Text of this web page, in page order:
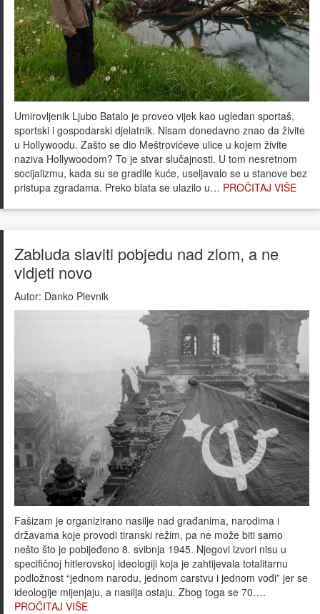
Umirovljenik Ljubo Batalo je proveo vijek kao ugledan sportaš,
sportski i gospodarski djelatnik. Nisam donedavno znao da živite
u Hollywoodu. Zašto se dio Meštrovićeve ulice u kojem živite
naziva Hollywoodom? To je stvar slučajnosti. U tom nesretnom
socijalizmu, kada su se gradile kuće, useljavalo se u stanove bez
pristupa zgradama. Preko blata se ulazilo u… PROČITAJ VIŠE
Zabluda slaviti pobjedu nad zlom, a ne
vidjeti novo
Autor: Danko Plevnik
Fašizam je organizirano nasilje nad građanima, narodima i
državama koje provodi tiranski režim, pa ne može biti samo
nešto što je pobijeđeno 8. svibnja 1945. Njegovi izvori nisu u
specifičnoj hitlerovskoj ideologiji koja je zahtijevala totalitarnu
podložnost “jednom narodu, jednom carstvu i jednom vođi” jer se
ideologije mijenjaju, a nasilja ostaju. Zbog toga se 70….
PROČITAJ VIŠE